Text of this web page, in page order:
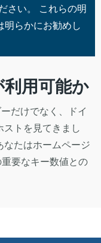
さい。 これらの明
らかにお勧めし
用可能か
だけでなく、ドイ
トを見てきまし
たはホームページ
要なキー数値との